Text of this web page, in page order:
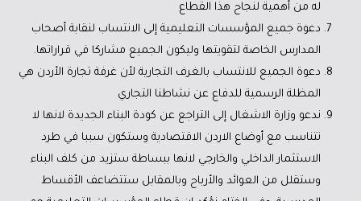
له من أهمية لنجاح هذا القطاع
دعوة جميع المؤسسات التعليمية إلى الانتساب لنقابة أصحاب
المدارس الخاصة لتقويتها وليكون الجميع مشاركا في قراراتها.
دعوة الجميع للانتساب بالغرف التجارية لأن غرفة تجارة الأردن هي
المظلة الرسمية للدفاع عن نشاطنا التجاري
ندعو وزارة الاشغال إلى التراجع عن كودة البناء الجديدة لانها لا
تتناسب مع أوضاع الاردن الاقتصادية وستكون سببا في طرد
الاستثمار الداخلي والخارجي لانها ببساطة ستزيد من كلف البناء
وستقلل من العوائد والأرباح وبالمقابل ستتضاعف الأقساط